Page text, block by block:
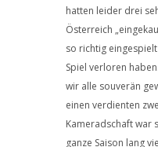
hatten leider drei
Österreich
so richtig
Spiel verloren
wir alle souverän
einen verdienten
Kameradschaft war
ganze Saison lang